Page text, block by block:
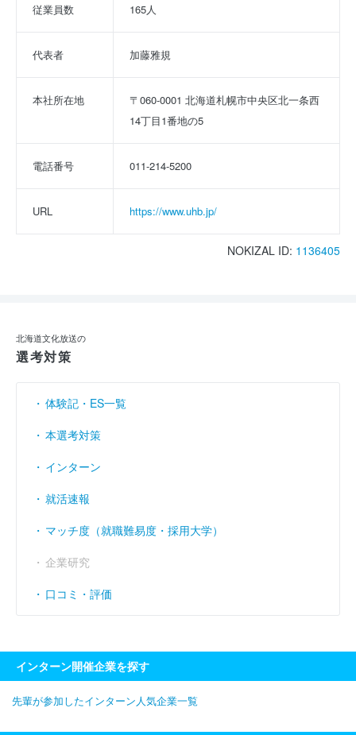
従業員数 165人
代表者 加藤雅規
本社所在地
〒060-0001 北海道札幌市中央区北一条西
14丁目1番地の5
電話番号 011-214-5200
URL https://www.uhb.jp/
NOKIZAL ID: 1136405
北海道文化放送の
選考対策
体験記・ES一覧
本選考対策
インターン
就活速報
マッチ度（就職難易度・採用大学）
企業研究
口コミ・評価
インターン開催企業を探す
先輩が参加したインターン人気企業一覧